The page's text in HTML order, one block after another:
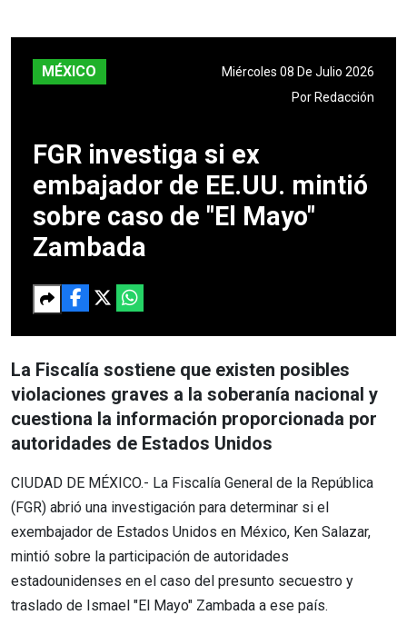
MÉXICO
Miércoles 08 De Julio 2026
Por Redacción
FGR investiga si ex
embajador de EE.UU. mintió
sobre caso de "El Mayo"
Zambada
La Fiscalía sostiene que existen posibles
violaciones graves a la soberanía nacional y
cuestiona la información proporcionada por
autoridades de Estados Unidos
CIUDAD DE MÉXICO.- La Fiscalía General de la República
(FGR) abrió una investigación para determinar si el
exembajador de Estados Unidos en México, Ken Salazar,
mintió sobre la participación de autoridades
estadounidenses en el caso del presunto secuestro y
traslado de Ismael "El Mayo" Zambada a ese país.